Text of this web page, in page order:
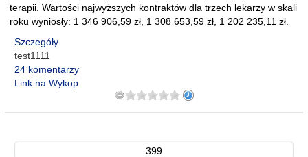
terapii. Wartości najwyższych kontraktów dla trzech lekarzy w skali
roku wyniosły: 1 346 906,59 zł, 1 308 653,59 zł, 1 202 235,11 zł.
Szczegóły
test1111
24 komentarzy
Link na Wykop
399